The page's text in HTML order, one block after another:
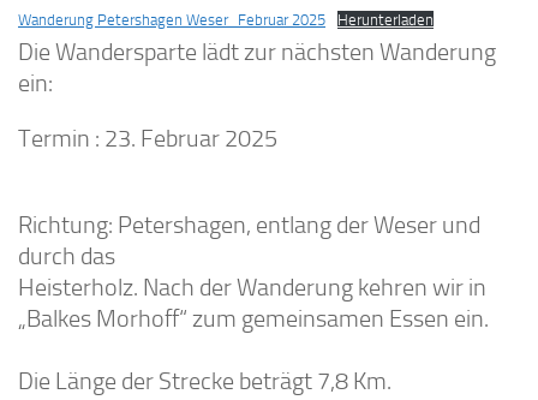
Wanderung Petershagen Weser_Februar 2025 Herunterladen
Die Wandersparte lädt zur nächsten Wanderung
ein:
Termin : 23. Februar 2025
Richtung: Petershagen, entlang der Weser und
durch das
Heisterholz. Nach der Wanderung kehren wir in
„Balkes Morhoff“ zum gemeinsamen Essen ein.
Die Länge der Strecke beträgt 7,8 Km.